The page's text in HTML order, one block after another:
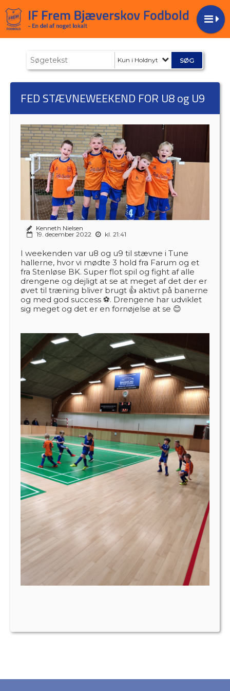
Kun i Holdnyt
FED STÆVNEWEEKEND FOR U8 og U9
Kenneth Nielsen
19. december 2022
kl. 21:41
I weekenden var u8 og u9 til stævne i Tune
hallerne, hvor vi mødte 3 hold fra Farum og et
fra Stenløse BK. Super flot spil og fight af alle
drengene og dejligt at se at meget af det der er
øvet til træning bliver brugt 👍 aktivt på banerne
og med god success ⚽. Drengene har udviklet
sig meget og det er en fornøjelse at se 😊